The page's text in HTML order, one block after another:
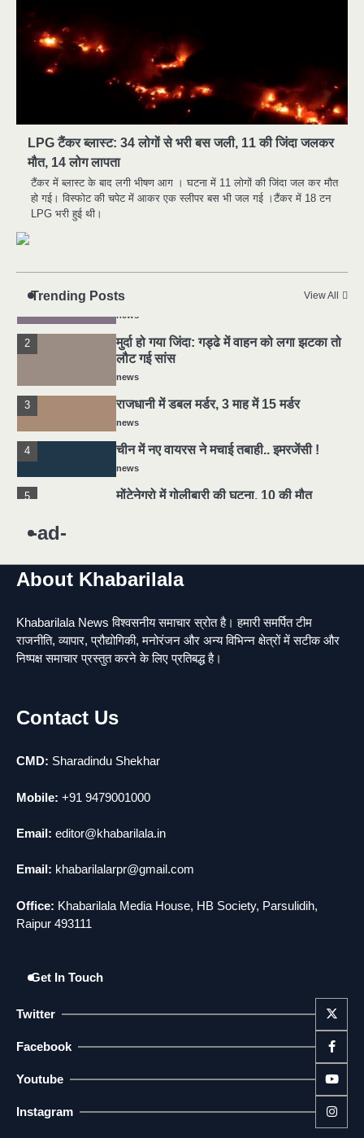
LPG टैंकर ब्लास्ट: 34 लोगों से भरी बस जली, 11 की जिंदा जलकर
मौत, 14 लोग लापता
टैंकर में ब्लास्ट के बाद लगी भीषण आग । घटना में 11 लोगों की जिंदा जल कर मौत
हो गई। विस्फोट की चपेट में आकर एक स्लीपर बस भी जल गई ।टैंकर में 18 टन
LPG भरी हुई थी।
Trending Posts View All
मुर्दा हो गया जिंदा: गड्ढे में वाहन को लगा झटका तो
लौट गई सांस
3 राजधानी में डबल मर्डर, 3 माह में 15 मर्डर
चीन में नए वायरस ने मचाई तबाही.. इमरजेंसी !
news
1 यमदूत बना डॉक्टर, 6 लोगों को रौंदा, 2 की मौत
news
2
मुर्दा हो गया जिंदा: गड्ढे में वाहन को लगा झटका तो
लौट गई सांस
news
राजधानी में डबल मर्डर, 3 माह में 15 मर्डर
news
चीन में नए वायरस ने मचाई तबाही.. इमरजेंसी !
news
मोंटेनेग्रो में गोलीबारी की घटना, 10 की मौत
news
2
मुर्दा हो गया जिंदा: गड्ढे में वाहन को लगा झटका तो
लौट गई सांस
3 राजधानी में डबल मर्डर, 3 माह में 15 मर्डर
news
चीन में नए वायरस ने मचाई तबाही.. इमरजेंसी !
5 मोंटेनेग्रो में गोलीबारी की घटना, 10 की मौत
-ad-
About Khabarilala
Khabarilala News विश्वसनीय समाचार स्रोत है। हमारी समर्पित टीम
राजनीति, व्यापार, प्रौद्योगिकी, मनोरंजन और अन्य विभिन्न क्षेत्रों में सटीक और
निष्पक्ष समाचार प्रस्तुत करने के लिए प्रतिबद्ध है।
Contact Us
CMD: Sharadindu Shekhar
Mobile: +91 9479001000
Email: editor@khabarilala.in
Email: khabarilalarpr@gmail.com
Office: Khabarilala Media House, HB Society, Parsulidih,
Raipur 493111
Get In Touch
Twitter
Facebook
Youtube
Instagram